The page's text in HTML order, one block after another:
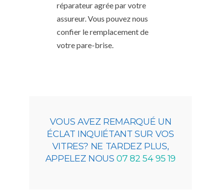
réparateur agrée par votre
assureur. Vous pouvez nous
confier le remplacement de
votre pare-brise.
VOUS AVEZ REMARQUÉ UN
ÉCLAT INQUIÉTANT SUR VOS
VITRES? NE TARDEZ PLUS,
APPELEZ NOUS07 82 54 95 19